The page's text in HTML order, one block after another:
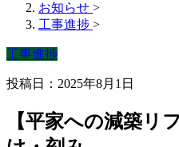
お知らせ >
工事進捗 >
工事進捗
投稿日：2025年8月1日
【平家への減築